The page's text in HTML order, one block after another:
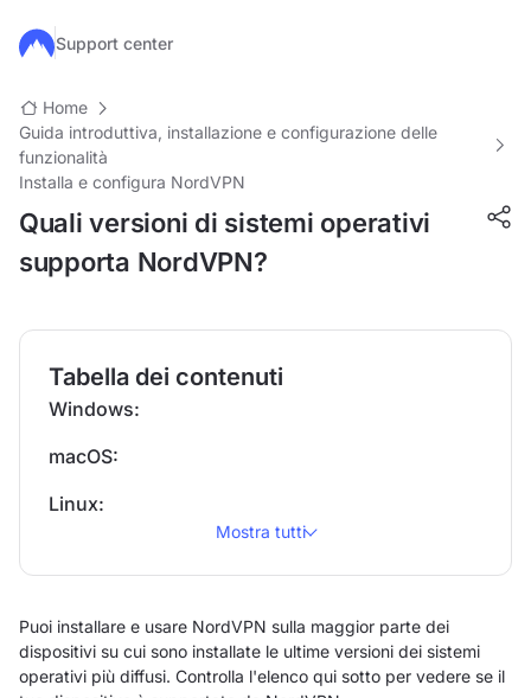
Salta al contenuto principale
Support center
Home
Guida introduttiva, installazione e configurazione delle
funzionalità
Installa e configura NordVPN
Quali versioni di sistemi operativi
supporta NordVPN?
Tabella dei contenuti
Windows:
macOS:
Linux:
Mostra tutti
Puoi installare e usare NordVPN sulla maggior parte dei
dispositivi su cui sono installate le ultime versioni dei sistemi
operativi più diffusi. Controlla l'elenco qui sotto per vedere se il